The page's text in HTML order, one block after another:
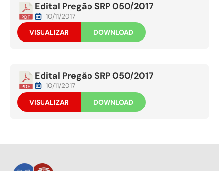
Edital Pregão SRP 050/2017
10/11/2017
VISUALIZAR
DOWNLOAD
Edital Pregão SRP 050/2017
10/11/2017
VISUALIZAR
DOWNLOAD